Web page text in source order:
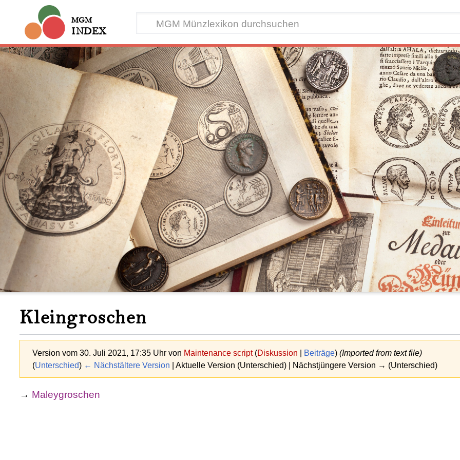
MGM
INDEX
Kleingroschen
Version vom 30. Juli 2021, 17:35 Uhr von Maintenance script (Diskussion | Beiträge) (Imported from text file)
(Unterschied) ← Nächstältere Version | Aktuelle Version (Unterschied) | Nächstjüngere Version → (Unterschied)
→ Maleygroschen